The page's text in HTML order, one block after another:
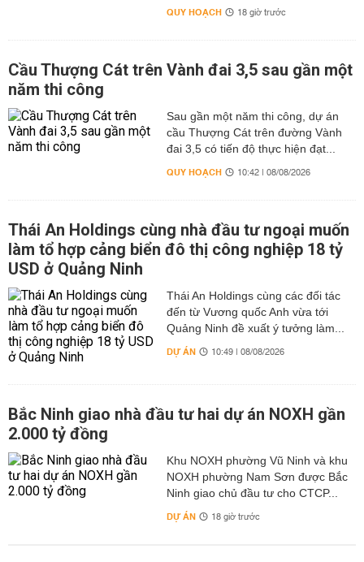
QUY HOẠCH 18 giờ trước
Cầu Thượng Cát trên Vành đai 3,5 sau gần một
năm thi công
Sau gần một năm thi công, dự án
cầu Thượng Cát trên đường Vành
đai 3,5 có tiến độ thực hiện đạt...
QUY HOẠCH 10:42 | 08/08/2026
Thái An Holdings cùng nhà đầu tư ngoại muốn
làm tổ hợp cảng biển đô thị công nghiệp 18 tỷ
USD ở Quảng Ninh
Thái An Holdings cùng các đối tác
đến từ Vương quốc Anh vừa tới
Quảng Ninh đề xuất ý tưởng làm...
DỰ ÁN 10:49 | 08/08/2026
Bắc Ninh giao nhà đầu tư hai dự án NOXH gần
2.000 tỷ đồng
Khu NOXH phường Vũ Ninh và khu
NOXH phường Nam Sơn được Bắc
Ninh giao chủ đầu tư cho CTCP...
DỰ ÁN 18 giờ trước